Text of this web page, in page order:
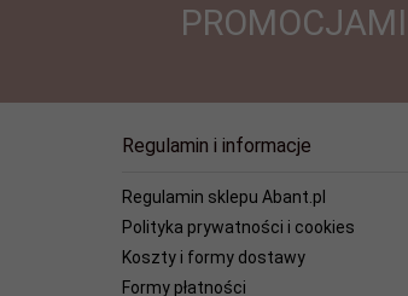
Regulamin i informacje
Regulamin sklepu Abant.pl
Polityka prywatności i cookies
Koszty i formy dostawy
Formy płatności